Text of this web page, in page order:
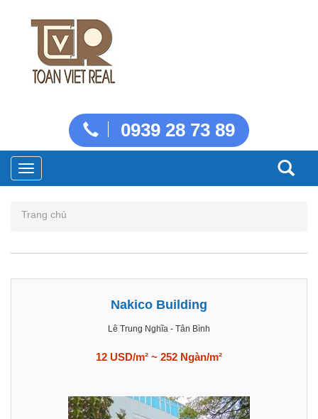
0939 28 73 89
Toggle
navigation
Trang chủ
Nakico Building
Lê Trung Nghĩa - Tân Bình
12 USD/m² ~ 252 Ngàn/m²